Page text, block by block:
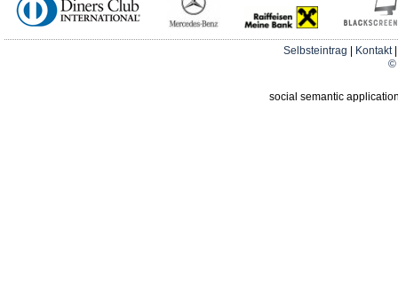
Selbsteintrag Kontakt
©
social semantic